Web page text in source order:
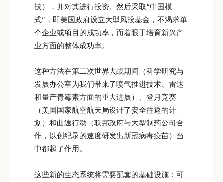
技），并对其进行投资。然后采取“中国模
式”，即美国政府设立大型风投基金，不渴求单
个企业或项目的成功率，而着眼于培育新兴产
业方面的整体成功率。
这种方法在第二次世界大战期间（科学研究与
发展办公室为我们带来了喷气推进技术、雷达
和量产青霉素方面的重大进展）、登月竞赛
（美国国家航空航天局设计了安全往返的计
划）和曲速行动（联邦政府与大型制药公司合
作，以创纪录的速度研发出新冠病毒疫苗）当
中都起了作用。
这些新的生态系统将需要配套的基础设施：可